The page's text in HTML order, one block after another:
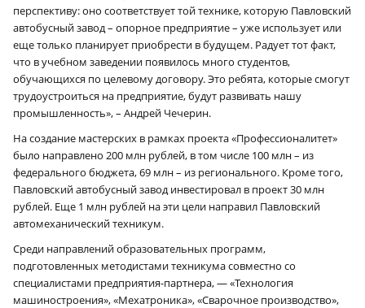
перспективу: оно соответствует той технике, которую Павловский
автобусный завод – опорное предприятие – уже использует или
еще только планирует приобрести в будущем. Радует тот факт,
что в учебном заведении появилось много студентов,
обучающихся по целевому договору. Это ребята, которые смогут
трудоустроиться на предприятие, будут развивать нашу
промышленность», – Андрей Чечерин.
На создание мастерских в рамках проекта «Профессионалитет»
было направлено 200 млн рублей, в том числе 100 млн – из
федерального бюджета, 69 млн – из регионального. Кроме того,
Павловский автобусный завод инвестировал в проект 30 млн
рублей. Еще 1 млн рублей на эти цели направил Павловский
автомеханический техникум.
Среди направлений образовательных программ,
подготовленных методистами техникума совместно со
специалистами предприятия-партнера, — «Технология
машиностроения», «Мехатроника», «Сварочное производство»,